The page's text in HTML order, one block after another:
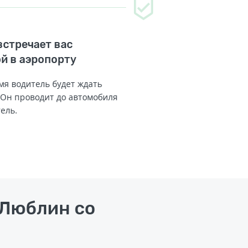
вас
в аэропорту
водитель будет ждать
проводит до автомобиля
со